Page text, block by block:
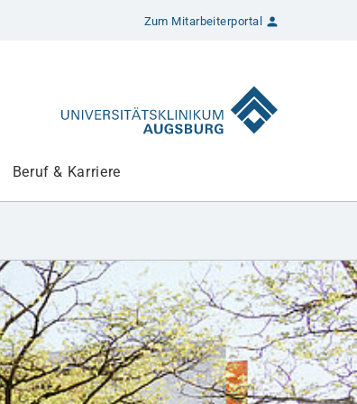
Zum Mitarbeiterportal
Beruf & Karriere